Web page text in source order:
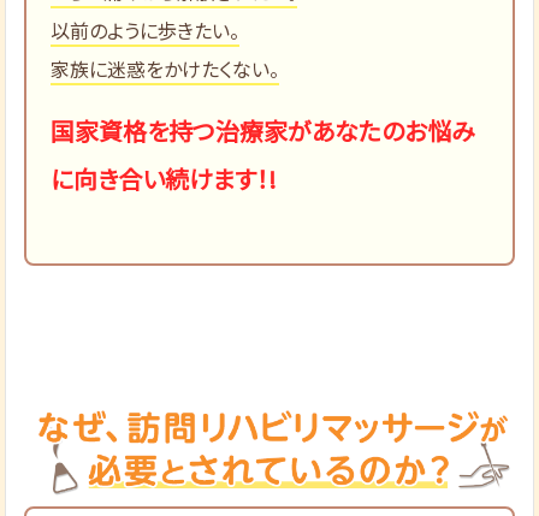
以前のように歩きたい。
家族に迷惑をかけたくない。
国家資格を持つ治療家があなたのお悩み
に向き合い続けます！!